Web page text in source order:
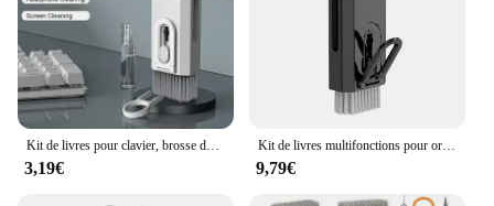
3,19€
Kit de livres multifonctions pour ordinateur portable, clavier, brosse, téléphone portable, casque Bluetooth, stylo, 8 en 1
9,79€